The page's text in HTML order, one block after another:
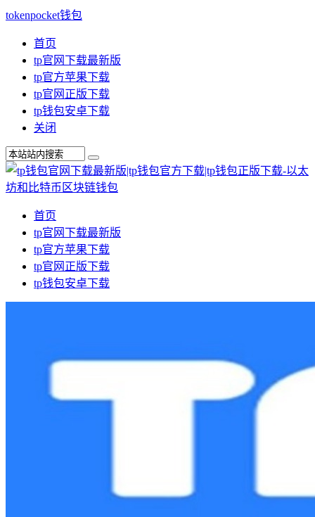
tokenpocket钱包
首页
tp官网下载最新版
tp官方苹果下载
tp官网正版下载
tp钱包安卓下载
关闭
首页
tp官网下载最新版
tp官方苹果下载
tp官网正版下载
tp钱包安卓下载